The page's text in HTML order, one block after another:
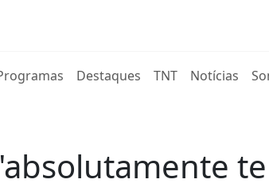
Destaques TNT Notícias